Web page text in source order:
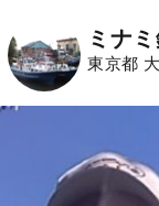
ミナ
東京都